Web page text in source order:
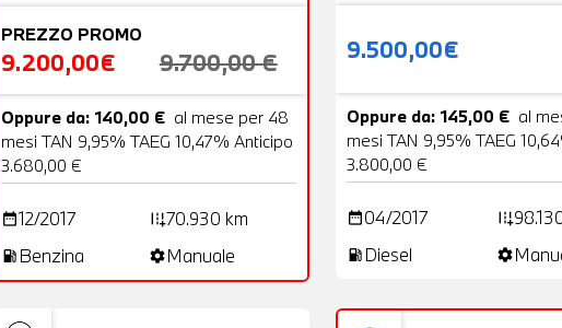
PREZZO PROMO
9.200,00€ 9.700,00 €
Oppure da: 140,00 € al mese per 48
mesi TAN 9,95% TAEG 10,47% Anticipo
3.680,00 €
date_range12/2017 add_road70.930 km
local_gas_station Benzina settingsManuale
9.500,00€
Oppure da: 145,00 € al
mesi TAN 9,95% TAEG
3.800,00 €
date_range04/2017 add_road
local_gas_station Diesel settings